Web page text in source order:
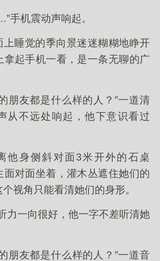
手机震动声响起。
上睡觉的季向景迷迷糊糊地睁开
拿起手机一看，是一条无聊的广
朋友都是什么样的人？”一道清
从不远处响起，他下意识看过
他身侧斜对面3米开外的石桌
面对面坐着，灌木丛遮住她们的
视角只能看清她们的身形。
力一向很好，他一字不差听清她
朋友都是什么样的人？”一道音